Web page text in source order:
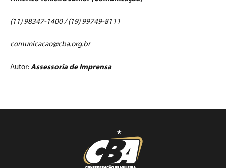
(11) 98347-1400 / (19) 99749-8111
comunicacao@cba.org.br
Autor: Assessoria de Imprensa